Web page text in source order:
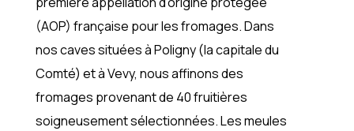
(AOP) française pour les fromages. Dans
nos caves situées à Poligny (la capitale du
Comté) et à Vevy, nous affinons des
fromages provenant de 40 fruitières
soigneusement sélectionnées. Les meules